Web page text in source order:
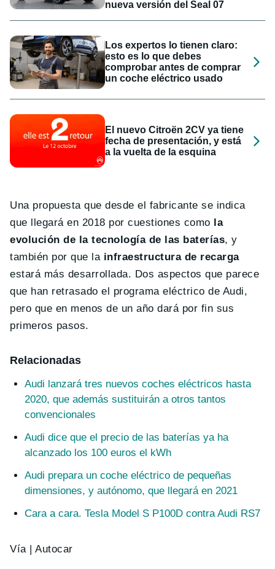
nueva versión del Seal 07
Los expertos lo tienen claro:
esto es lo que debes
comprobar antes de comprar
un coche eléctrico usado
El nuevo Citroën 2CV ya tiene
fecha de presentación, y está
a la vuelta de la esquina
Una propuesta que desde el fabricante se indica
que llegará en 2018 por cuestiones como la
evolución de la tecnología de las baterías, y
también por que lainfraestructura de recarga
estará más desarrollada. Dos aspectos que parece
que han retrasado el programa eléctrico de Audi,
pero que en menos de un año dará por fin sus
primeros pasos.
Relacionadas
Audi lanzará tres nuevos coches eléctricos hasta
2020, que además sustituirán a otros tantos
convencionales
Audi dice que el precio de las baterías ya ha
alcanzado los 100 euros el kWh
Audi prepara un coche eléctrico de pequeñas
dimensiones, y autónomo, que llegará en 2021
Cara a cara. Tesla Model S P100D contra Audi RS7
Vía | Autocar